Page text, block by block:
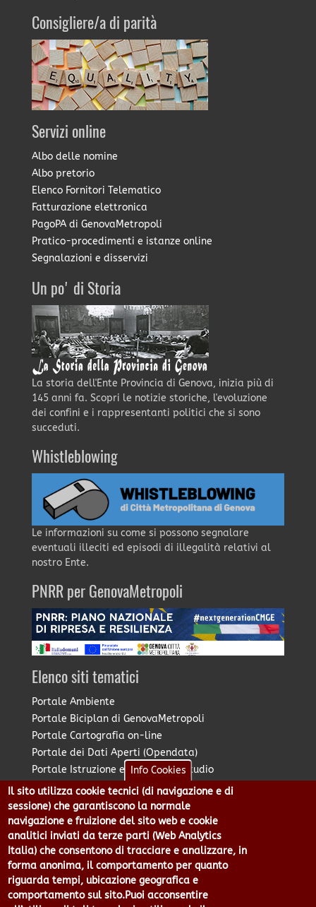
Consigliere/a di parità
Servizi online
Albo delle nomine
Albo pretorio
Elenco Fornitori Telematico
Fatturazione elettronica
PagoPA di GenovaMetropoli
Pratico-procedimenti e istanze online
Segnalazioni e disservizi
Un po' di Storia
La storia dell'Ente Provincia di Genova, inizia più di
145 anni fa. Scopri le notizie storiche, l'evoluzione
dei confini e i rappresentanti politici che si sono
succeduti.
Whistleblowing
Le informazioni su come si possono segnalare
eventuali illeciti ed episodi di illegalità relativi al
nostro Ente.
PNRR per GenovaMetropoli
Elenco siti tematici
Portale Ambiente
Portale Biciplan di GenovaMetropoli
Portale Cartografia on-line
Portale dei Dati Aperti (Opendata)
Portale Istruzione e Diritto allo Studio
Portale Marketing Territoriale
Portale Piano Strategico Metropolitano
Portale PUMS di GenovaMetropoli
Portale Stazione Unica Appaltante
Pratico: procedimenti e istanze online
Città Metropolitana di Genova - Piazzale Mazzini 2 -16122 -
Info Cookies
Il sito utilizza cookie tecnici (di navigazione e di
sessione) che garantiscono la normale
navigazione e fruizione del sito web e cookie
analitici inviati da terze parti (Web Analytics
Italia) che consentono di tracciare e analizzare, in
forma anonima, il comportamento per quanto
riguarda tempi, ubicazione geografica e
comportamento sul sito.Puoi acconsentire